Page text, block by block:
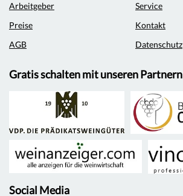
Arbeitgeber
Service
Preise
Kontakt
AGB
Datenschutz
Gratis schalten mit unseren Partnern
Social Media